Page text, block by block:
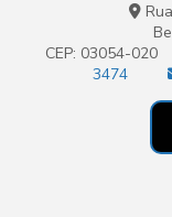
CEP: 03054-020
3474